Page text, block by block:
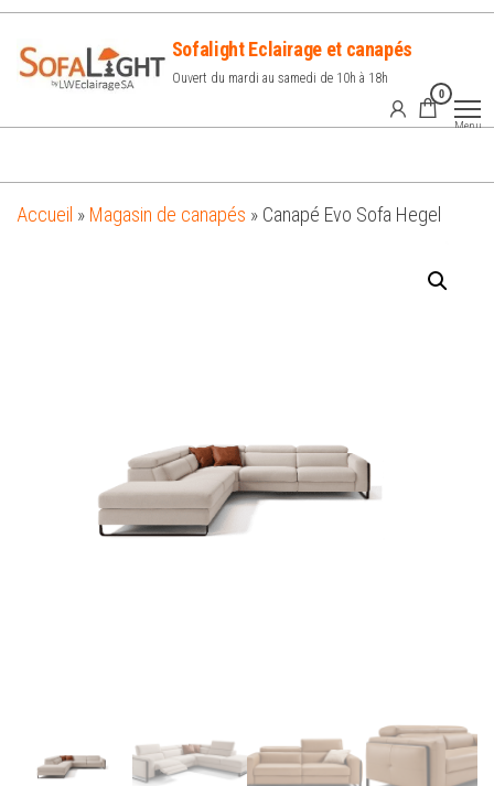
Sofalight Eclairage et canapés
Ouvert du mardi au samedi de 10h à 18h
0
Menu
Accueil » Magasin de canapés » Canapé Evo Sofa Hegel